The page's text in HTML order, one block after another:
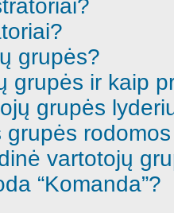
grupės?
grupės ir kaip
grupės
grupės
vartotojų
“Komanda”?